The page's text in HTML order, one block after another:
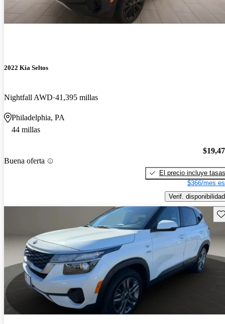
2022 Kia Seltos
Nightfall AWD 41,395 millas
Philadelphia, PA
44 millas
Buena oferta
El precio incluye tasas
$366/mes
Verif. disponibilidad